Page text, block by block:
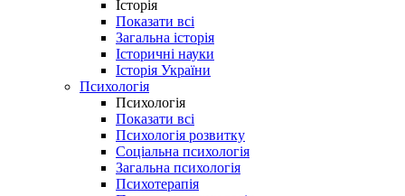
Історія
Показати всі
Загальна історія
Історичні науки
Історія України
Психологія
Психологія
Показати всі
Психологія розвитку
Соціальна психологія
Загальна психологія
Психотерапія